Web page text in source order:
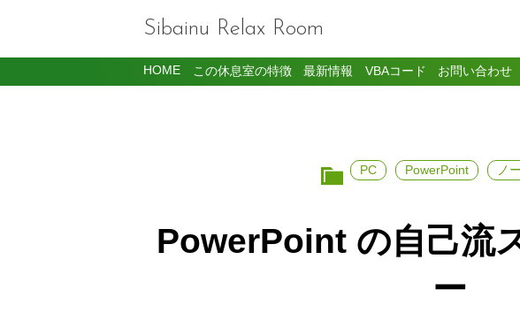
Sibainu Relax Room
HOME この休息室の特徴 最新情報 VBAコード お問い合わせ
PC PowerPoint ノ
PowerPoint の自己流
ー